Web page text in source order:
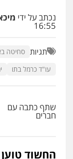
נכתב על ידי
16:55
תגיות סחיטה
עו"ד כרמל בתו
שתף כתבה עם
חברים